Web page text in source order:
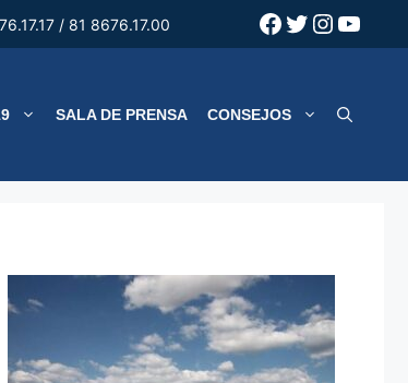
/ 81 8676.17.00 Facebook
Twitter
SALA DE PRENSA CONSEJOS